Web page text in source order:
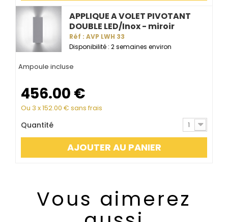
APPLIQUE A VOLET PIVOTANT
DOUBLE LED/Inox - miroir
Réf : AVP LWH 33
Disponibilité : 2 semaines environ
Ampoule incluse
456.00 €
Ou 3 x152.00 € sans frais
Quantité 1
AJOUTER AU PANIER
Vous aimerez